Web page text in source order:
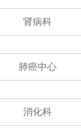
肾病科
肺癌中心
消化科